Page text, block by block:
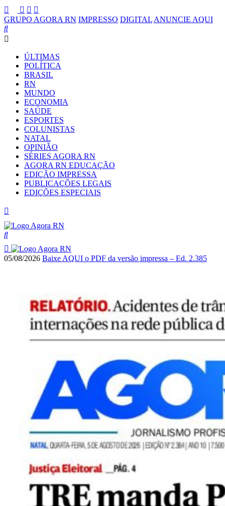
GRUPO AGORA RN IMPRESSO DIGITAL ANUNCIE AQUI
ÚLTIMAS
POLÍTICA
BRASIL
RN
MUNDO
ECONOMIA
SAÚDE
ESPORTES
COLUNISTAS
NATAL
OPINIÃO
SÉRIES AGORA RN
AGORA RN EDUCAÇÃO
EDIÇÃO IMPRESSA
PUBLICAÇÕES LEGAIS
EDIÇÕES ESPECIAIS
05/08/2026 Baixe AQUI o PDF da versão impressa – Ed. 2.385